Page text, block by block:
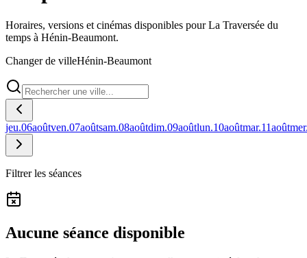
Horaires, versions et cinémas disponibles pour La Traversée du
temps à Hénin-Beaumont.
Changer de villeHénin-Beaumont
jeu.06aoûtven.07aoûtsam.08aoûtdim.09aoûtlun.10aoûtmar.11août
Filtrer les séances
Aucune séance disponible